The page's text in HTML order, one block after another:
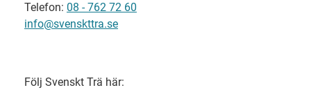
Telefon: 08 - 762 72 60
info@svenskttra.se
Följ Svenskt Trä här: